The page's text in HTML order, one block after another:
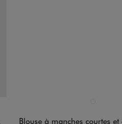
Blouse à manches courtes et